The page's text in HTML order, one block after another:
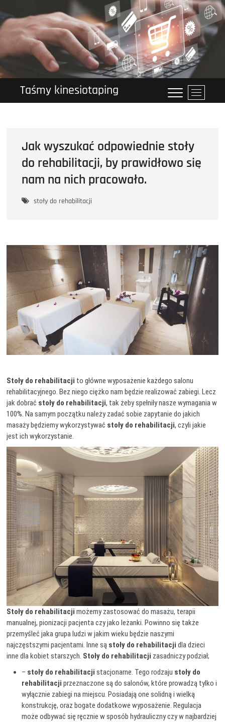
do
treści
Taśmy kinesiotaping
P
r
i
s
k
Jak wyszukać odpowiednie stoły
do rehabilitacji, by prawidłowo się
nam na nich pracowało.
stoły do rehabilitacji
Stoły do rehabilitacji to główne wyposażenie każdego salonu
rehabilitacyjnego. Bez niego ciężko nam będzie realizować zabiegi. Lecz
jak dobrać stoły do rehabilitacji, tak żeby spełniły nasze wymagania w
100%. Na samym początku należy zadać sobie zapytanie do jakich
masaży będziemy wykorzystywać stoły do rehabilitacji, czyli jakie
jest ich wykorzystanie.
Stoły do rehabilitacji możemy zastosować do masażu, terapii
manualnej, pionizacji pacjenta czy jako leżanki. Powinno się także
przemyśleć jaka grupa ludzi w jakim wieku będzie naszymi
najczęstszymi pacjentami. Inne są stoły do rehabilitacji dla dzieci
inne dla kobiet starszych. Stoły do rehabilitacji zasadniczy podział;
– stoły do rehabilitacji stacjonarne. Tego rodzaju stoły do
rehabilitacji przeznaczone są do salonów, które prowadzą tylko i
wyłącznie zabiegi na miejscu. Posiadają one solidną i wielką
konstrukcję, oraz bogate dodatkowe wyposażenie. Regulacja
może odbywać się ręcznie w sposób hydrauliczny czy w najbardziej